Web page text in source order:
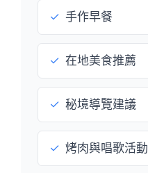
✓ 手作早餐
✓ 在地美食推薦
✓ 秘境導覽建議
✓ 烤肉與唱歌活動